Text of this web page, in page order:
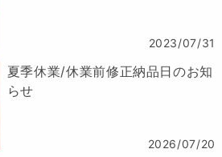
2023/07/31
夏季休業/休業前修正納品日のお知
らせ
2026/07/20